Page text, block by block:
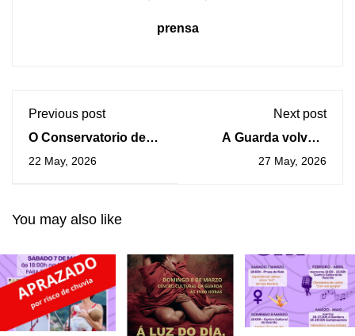
prensa
Previous post
O Conservatorio de
Música da Guarda
de maio
22 May, 2026
Next post
A Guarda volverá
encher as súas rúas
27 May, 2026
You may also like